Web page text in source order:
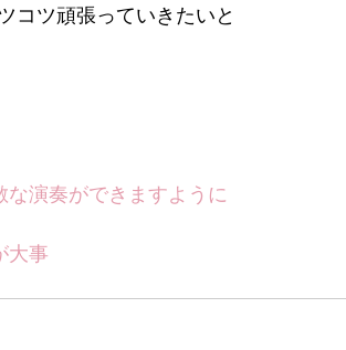
コツ頑張っていきたいと
な演奏ができますように
大事